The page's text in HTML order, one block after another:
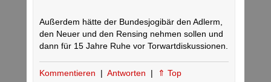
Außerdem hätte der Bundesjogibär den Adlerm,
den Neuer und den Rensing nehmen sollen und
dann für 15 Jahre Ruhe vor Torwartdiskussionen.
Kommentieren | Antworten | ⇑ Top